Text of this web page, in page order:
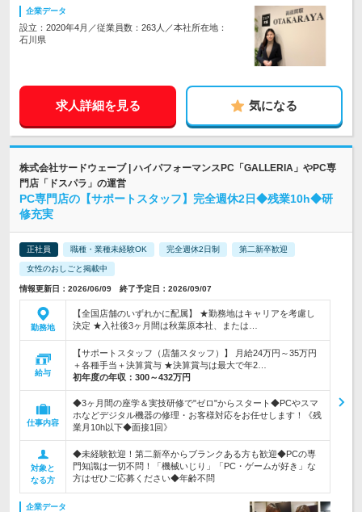
企業データ
設立：2020年4月／従業員数：263人／本社所在地：
石川県
求人詳細を見る 気になる
株式会社サードウェーブ | ハイパフォーマンスPC「GALLERIA」やPC専
門店「ドスパラ」の運営
PC専門店の【サポートスタッフ】完全週休2日◆残業10h◆研
修充実
正社員 職種・業種未経験OK 完全週休2日制 第二新卒歓迎
女性のおしごと掲載中
情報更新日：2026/06/09 終了予定日：2026/09/07
勤務地
【全国店舗のいずれかに配属】 ★勤務地はキャリアを考慮し
決定 ★入社後3ヶ月間は秋葉原本社、または…
給与
【サポートスタッフ（店舗スタッフ）】 月給24万円～35万円
＋各種手当＋決算賞与 ★決算賞与は最大で年2…
初年度の年収： 300～432万円
仕事内容
◆3ヶ月間の座学＆実技研修で"ゼロ"からスタート◆PCやスマ
ホなどデジタル機器の修理・お客様対応をお任せします！《残
業月10h以下◆面接1回》
対象と
なる方
◆未経験歓迎！第二新卒からブランクある方も歓迎◆PCの専
門知識は一切不問！「機械いじり」「PC・ゲームが好き」な
方はぜひご応募ください◆年齢不問
企業データ